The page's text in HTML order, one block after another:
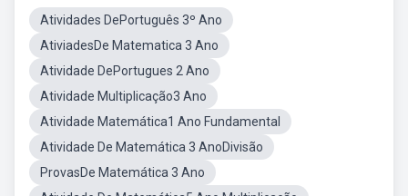
Atividades DePortuguês 3º Ano
AtiviadesDe Matematica 3 Ano
Atividade DePortugues 2 Ano
Atividade Multiplicação3 Ano
Atividade Matemática1 Ano Fundamental
Atividade De Matemática 3 AnoDivisão
ProvasDe Matemática 3 Ano